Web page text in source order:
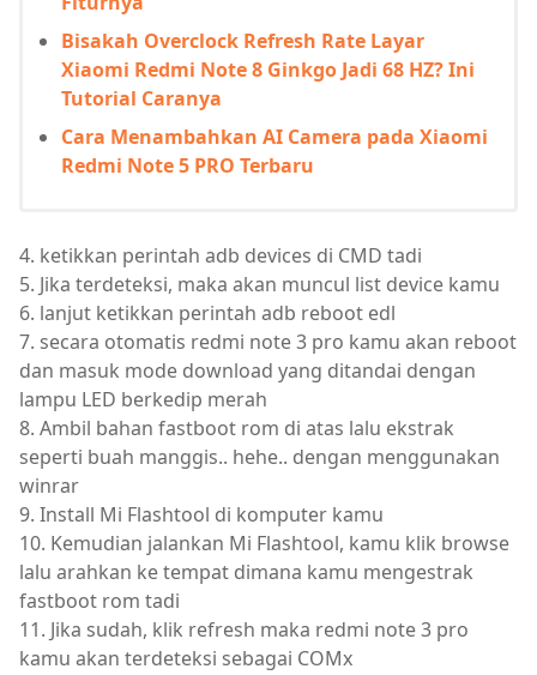
Bisakah Overclock Refresh Rate Layar
Xiaomi Redmi Note 8 Ginkgo Jadi 68 HZ? Ini
Tutorial Caranya
Cara Menambahkan AI Camera pada Xiaomi
Redmi Note 5 PRO Terbaru
4. ketikkan perintah adb devices di CMD tadi
5. Jika terdeteksi, maka akan muncul list device kamu
6. lanjut ketikkan perintah adb reboot edl
7. secara otomatis redmi note 3 pro kamu akan reboot
dan masuk mode download yang ditandai dengan
lampu LED berkedip merah
8. Ambil bahan fastboot rom di atas lalu ekstrak
seperti buah manggis.. hehe.. dengan menggunakan
winrar
9. Install Mi Flashtool di komputer kamu
10. Kemudian jalankan Mi Flashtool, kamu klik browse
lalu arahkan ke tempat dimana kamu mengestrak
fastboot rom tadi
11. Jika sudah, klik refresh maka redmi note 3 pro
kamu akan terdeteksi sebagai COMx